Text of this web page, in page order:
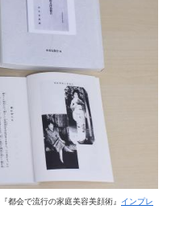
都会で流行の家庭美容美顔術』 インプレ